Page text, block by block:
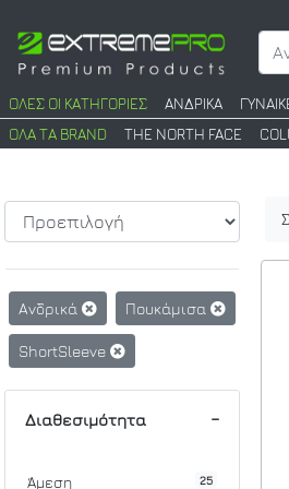
ΟΛΕΣ ΟΙ ΚΑΤΗΓΟΡΙΕΣ ΑΝΔΡΙΚΑ
ΟΛΑ ΤΑ BRAND
THE NORTH FACE
Ανδρικά Πουκάμισα
ShortSleeve
Διαθεσιμότητα
Άμεση 25